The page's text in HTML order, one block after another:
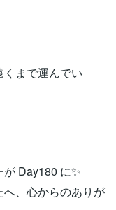
くまで運んでい
Day180 に✨
、心からのありが